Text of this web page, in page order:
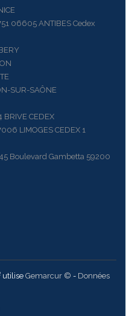
06605 ANTIBES Cedex
SUR-SAÔNE
CEDEX
LIMOGES CEDEX 1
Boulevard Gambetta 59200
utilise Gemarcur © - Données